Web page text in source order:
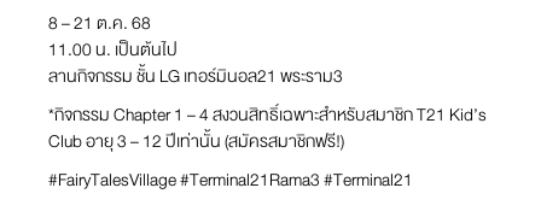
8 – 21 ต.ค. 68
11.00 น. เป็นต้นไป
ลานกิจกรรม ชั้น LG เทอร์มินอล21 พระราม3
*กิจกรรม Chapter 1 – 4 สงวนสิทธิ์เฉพาะสำหรับสมาชิก T21 Kid’s
Club อายุ 3 – 12 ปีเท่านั้น (สมัครสมาชิกฟรี!)
#FairyTalesVillage #Terminal21Rama3 #Terminal21